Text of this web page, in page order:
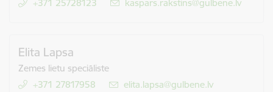
+371 25728123
E-pasts:
kaspars.rakstins@gulbene.lv
Elita Lapsa
Zemes lietu speciāliste
+371 27817958
E-pasts:
elita.lapsa@gulbene.lv